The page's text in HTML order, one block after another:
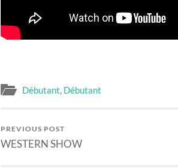
Débutant, Débutant
PREVIOUS POST
WESTERN SHOW